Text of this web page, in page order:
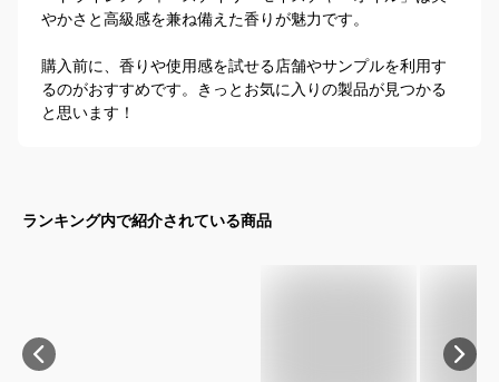
やかさと高級感を兼ね備えた香りが魅力です。
購入前に、香りや使用感を試せる店舗やサンプルを利用す
るのがおすすめです。きっとお気に入りの製品が見つかる
と思います！
ランキング内で紹介されている商品